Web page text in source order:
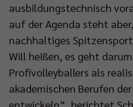
ausbildungstechnisch
auf der Agenda steht
nachhaltiges
Will heißen, es geht
Profivolleyballers als
akademischen Berufen